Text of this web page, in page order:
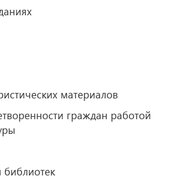
материалов
библиотек